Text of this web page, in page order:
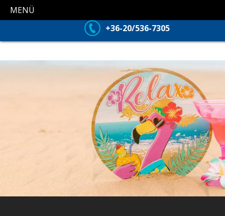
MENÜ
+36-20/536-7305